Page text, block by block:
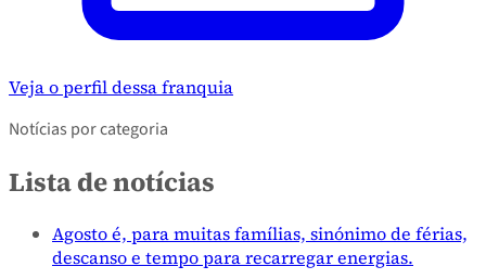
Veja o perfil dessa franquia
Notícias por categoria
Lista de notícias
Agosto é, para muitas famílias, sinónimo de férias,
descanso e tempo para recarregar energias.